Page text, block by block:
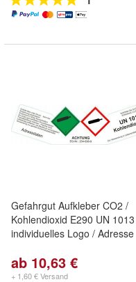
Gefahrgut Aufkleber CO2 /
Kohlendioxid E290 UN 1013
individuelles Logo / Adresse
ab 10,63 €
+ 1,60 € Versand